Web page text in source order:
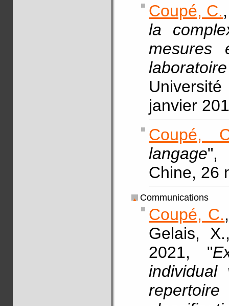
Coupé, C.
la
janvier
Coupé,
langage",
Chine, 26
Communications
Coupé, C.
Gelais,
2021, "